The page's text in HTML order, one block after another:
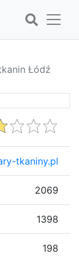
Łódź
tkaniny.pl
2069
1398
198